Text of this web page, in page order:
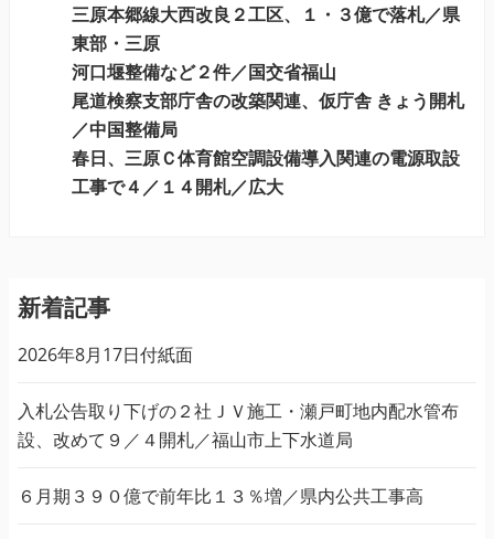
三原本郷線大西改良２工区、１・３億で落札／県
東部・三原
河口堰整備など２件／国交省福山
尾道検察支部庁舎の改築関連、仮庁舎 きょう開札
／中国整備局
春日、三原Ｃ体育館空調設備導入関連の電源取設
工事で４／１４開札／広大
新着記事
2026年8月17日付紙面
入札公告取り下げの２社ＪＶ施工・瀬戸町地内配水管布
設、改めて９／４開札／福山市上下水道局
６月期３９０億で前年比１３％増／県内公共工事高